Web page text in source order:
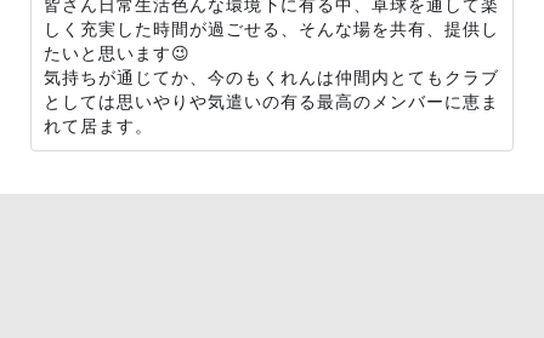
皆さん日常生活色んな環境下に有る中、卓球を通して楽
しく充実した時間が過ごせる、そんな場を共有、提供し
たいと思います😉
気持ちが通じてか、今のもくれんは仲間内とてもクラブ
としては思いやりや気遣いの有る最高のメンバーに恵ま
れて居ます。